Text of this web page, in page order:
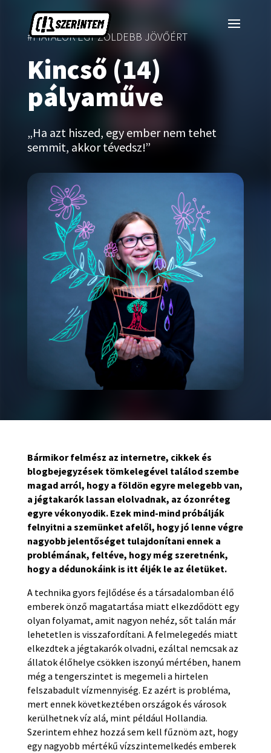
#FIATALOK EGY ZÖLDEBB JÖVŐÉRT
Kincső (14)
pályaműve
„Ha azt hiszed, egy ember nem tehet
semmit, akkor tévedsz!”
Bármikor felmész az internetre, cikkek és
blogbejegyzések tömkelegével találod szembe
magad arról, hogy a földön egyre melegebb van,
a jégtakarók lassan elolvadnak, az ózonréteg
egyre vékonyodik. Ezek mind-mind próbálják
felnyitni a szemünket afelől, hogy jó lenne végre
nagyobb jelentőséget tulajdonítani ennek a
problémának, feltéve, hogy még szeretnénk,
hogy a dédunokáink is itt éljék le az életüket.
A technika gyors fejlődése és a társadalomban élő
emberek önző magatartása miatt elkezdődött egy
olyan folyamat, amit nagyon nehéz, sőt talán már
lehetetlen is visszafordítani. A felmelegedés miatt
elkezdtek a jégtakarók olvadni, ezáltal nemcsak az
állatok élőhelye csökken iszonyú mértében, hanem
még a tengerszintet is megemeli a hirtelen
felszabadult vízmennyiség. Ez azért is probléma,
mert ennek következtében országok és városok
kerülhetnek víz alá, mint például Hollandia.
Szerintem ehhez hozzá sem kell fűznöm azt, hogy
egy nagyobb mértékű vízszintemelkedés emberek